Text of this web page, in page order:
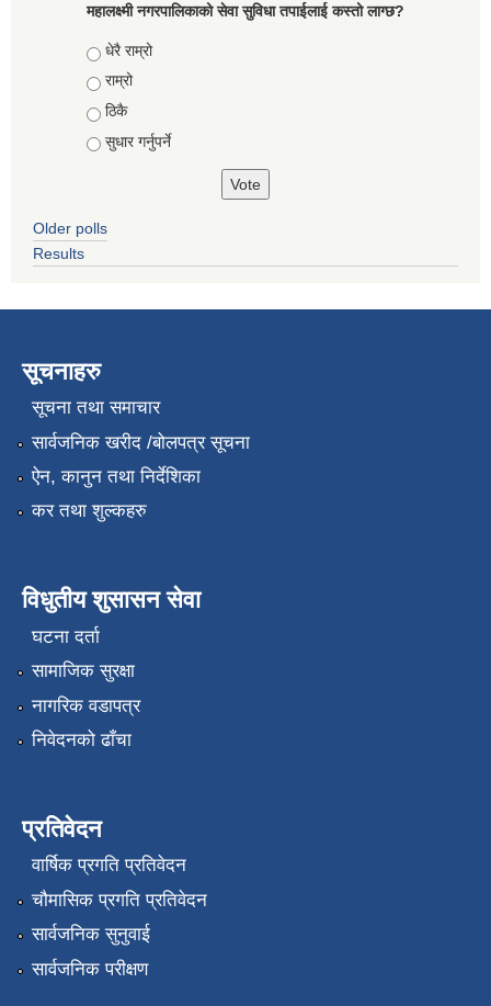
महालक्ष्मी नगरपालिकाको सेवा सुविधा तपाईलाई कस्तो लाग्छ?
Choices
धेरै राम्रो
राम्रो
ठिकै
सुधार गर्नुपर्ने
Older polls
Results
सूचनाहरु
सूचना तथा समाचार
सार्वजनिक खरीद /बोलपत्र सूचना
ऐन, कानुन तथा निर्देशिका
कर तथा शुल्कहरु
विधुतीय शुसासन सेवा
घटना दर्ता
सामाजिक सुरक्षा
नागरिक वडापत्र
निवेदनको ढाँचा
प्रतिवेदन
वार्षिक प्रगति प्रतिवेदन
चौमासिक प्रगति प्रतिवेदन
सार्वजनिक सुनुवाई
सार्वजनिक परीक्षण